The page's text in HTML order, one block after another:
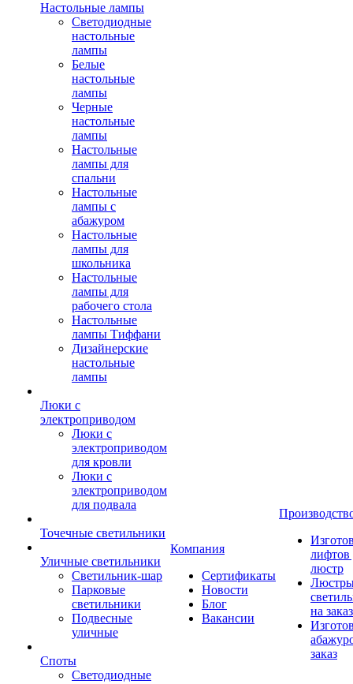
Настольные лампы
Светодиодные
настольные
лампы
Белые
настольные
лампы
Черные
настольные
лампы
Настольные
лампы для
спальни
Настольные
лампы с
абажуром
Настольные
лампы для
школьника
Настольные
лампы для
рабочего стола
Настольные
лампы Тиффани
Дизайнерские
настольные
лампы
Люки с
электроприводом
Люки с
электроприводом
для кровли
Люки с
электроприводом
для подвала
Точечные светильники
Уличные светильники
Светильник-шар
Парковые
светильники
Подвесные
уличные
Споты
Светодиодные
Компания
Сертификаты
Новости
Блог
Вакансии
лифтов
люстр
на заказ
заказ